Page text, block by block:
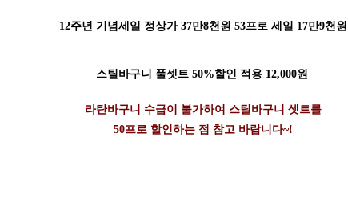
12주년 기념세일 정상가 37만8천원 53프로 세일 17만9천원
스틸바구니 풀셋트 50%할인 적용 12,000원
라탄바구니 수급이 불가하여 스틸바구니 셋트를
50프로 할인하는 점 참고 바랍니다~!